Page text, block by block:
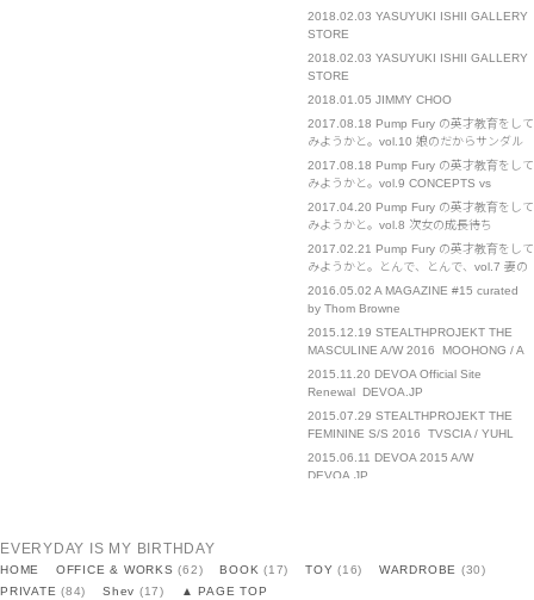
1(wed)-26(sun) August. place : 271-1
Takoyakushi-cho Muromachi-
2018.02.03 YASUYUKI ISHII GALLERY
STORE
2018.02.03 YASUYUKI ISHII GALLERY
STORE
2018.01.05 JIMMY CHOO
2017.08.18 Pump Fury の英才教育をして
みようかと。vol.10 娘のだからサンダル
に手を出す。
2017.08.18 Pump Fury の英才教育をして
みようかと。vol.9 CONCEPTS vs
CHANEL
2017.04.20 Pump Fury の英才教育をして
みようかと。vol.8 次女の成長待ち
2017.02.21 Pump Fury の英才教育をして
みようかと。とんで、とんで、vol.7 妻の
催促
2016.05.02 A MAGAZINE #15 curated
by Thom Browne
2015.12.19 STEALTHPROJEKT THE
MASCULINE A/W 2016 MOOHONG / A
NEW CROSS / III-0-III / TACET
2015.11.20 DEVOA Official Site
Renewal DEVOA.JP
2015.07.29 STEALTHPROJEKT THE
FEMININE S/S 2016 TVSCIA / YUHL
JUNG / MOOHONG / SID NEIGUM / III-0-
III
2015.06.11 DEVOA 2015 A/W
DEVOA.JP
VLADES / A NEW CROSS / MOOHONG /
EVERYDAY IS MY BIRTHDAY
HOME OFFICE & WORKS (62) BOOK (17) TOY (16) WARDROBE (30)
PRIVATE (84) Shev (17) ▲ PAGE TOP